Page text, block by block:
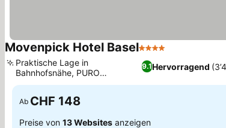
Movenpick Hotel Basel4 Sterne
9.1Hervorragend
Praktische Lage in
Bahnhofsnähe, PURO
Restaurants Fusionsküche
Ab CHF 148
Preise von 13 Websites anzeigen